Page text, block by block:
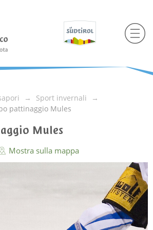
Sport invernali
pattinaggio Mules
Mules
Mostra sulla mappa